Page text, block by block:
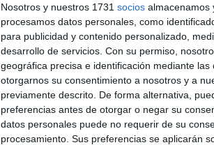
Nosotros y nuestros 1731 socios almacenamos
procesamos datos personales, como
para publicidad y contenido personalizado,
desarrollo de servicios. Con su permiso,
geográfica precisa e identificación mediante
otorgarnos su consentimiento a nosotros y a
previamente descrito. De forma alternativa,
preferencias antes de otorgar o negar su
datos personales puede no requerir de su
procesamiento. Sus preferencias se aplicarán